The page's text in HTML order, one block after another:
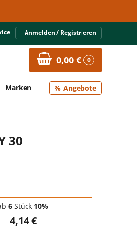
Anmelden / Registrieren
0,00 € 0
Marken Angebote
30
6 Stück 10%
4,14 €